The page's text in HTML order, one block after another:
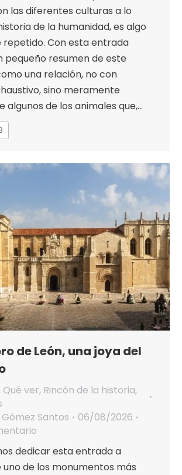
las diferentes culturas a lo
de la humanidad, es algo
Con esta entrada
pequeño resumen de este
una relación, no con
sino meramente
algunos de los animales que,…
de León, una joya del
Qué ver, Rincón de la historia,
Santos
06/08/2026
dedicar esta entrada a
de los monumentos más